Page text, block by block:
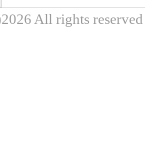
All rights